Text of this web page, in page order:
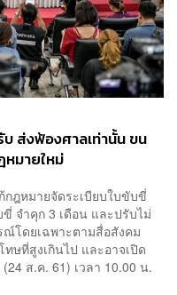
ส่งฟ้องศาลเท่านั้น ขน
หมายใหม่
ฎหมายจัดระเบียบใบขับขี่
จำคุก 3 เดือน และปรับไม่
ณ์โดยเฉพาะตามสื่อสังคม
ษที่สูงเกินไป และอาจเปิด
ส.ค. 61) เวลา 10.00 น.